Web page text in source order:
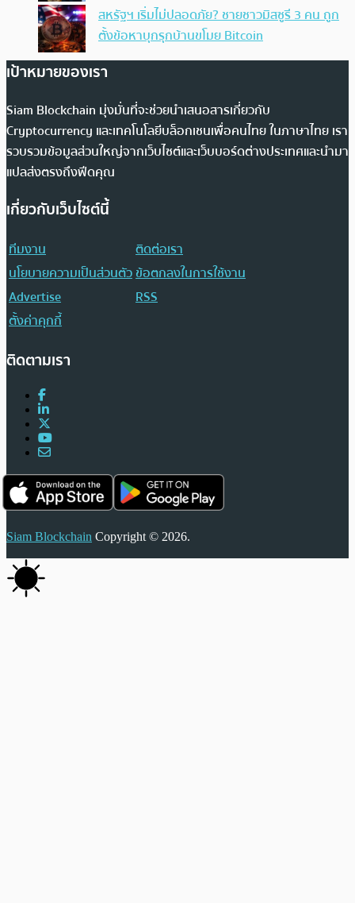
สหรัฐฯ เริ่มไม่ปลอดภัย? ชายชาวมิสซูรี 3 คน ถูก
ตั้งข้อหาบุกรุกบ้านขโมย Bitcoin
เป้าหมายของเรา
Siam Blockchain มุ่งมั่นที่จะช่วยนำเสนอสารเกี่ยวกับ
Cryptocurrency และเทคโนโลยีบล็อกเชนเพื่อคนไทย ในภาษาไทย เรา
รวบรวมข้อมูลส่วนใหญ่จากเว็บไซต์และเว็บบอร์ดต่างประเทศและนำมา
แปลส่งตรงถึงฟีดคุณ
เกี่ยวกับเว็บไซต์นี้
ทีมงาน
ติดต่อเรา
นโยบายความเป็นส่วนตัวข้อตกลงในการใช้งาน
Advertise
RSS
ตั้งค่าคุกกี้
ติดตามเรา
Siam Blockchain Copyright © 2026.